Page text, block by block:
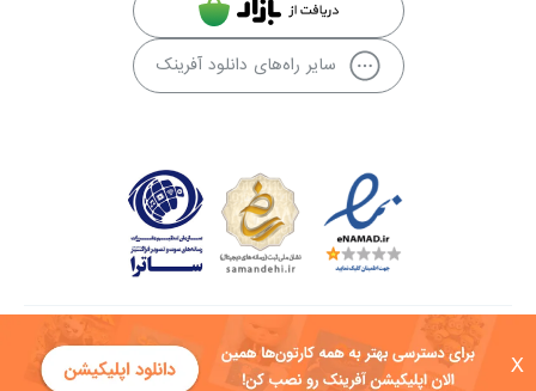
X
سایر راه‌های دانلود آفرینک
کلیه حقوق این سایت به شرکت توسعه فناوی هفت آسمان توکان تعلق دارد و
هرگونه استفاده از محتوا منع قانونی دارد.